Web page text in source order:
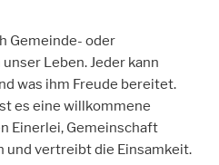
Gemeinde- oder
Leben. Jeder kann
was ihm Freude bereitet.
es eine willkommene
Einerlei, Gemeinschaft
und vertreibt die Einsamkeit.